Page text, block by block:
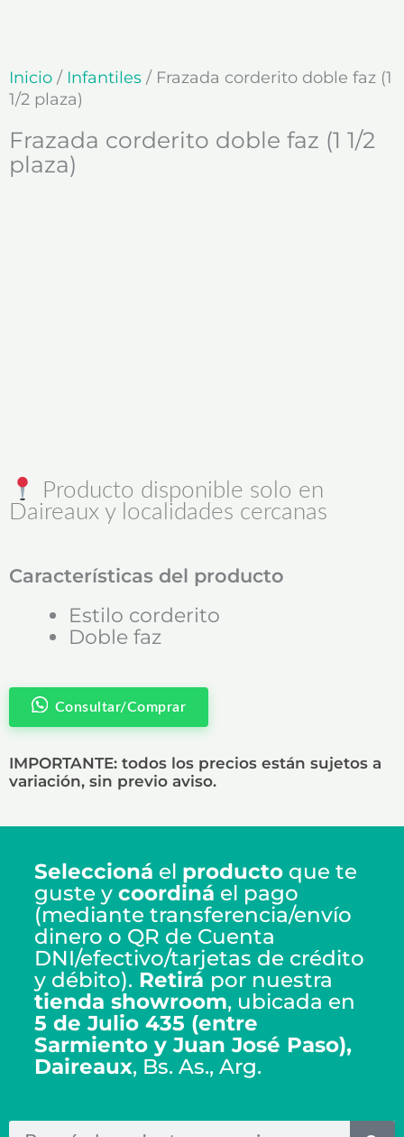
Inicio / Infantiles / Frazada corderito doble faz (1
1/2 plaza)
Frazada corderito doble faz (1 1/2
plaza)
Producto disponible solo en
Daireaux y localidades cercanas
Características del producto
Estilo corderito
Doble faz
Consultar/Comprar
IMPORTANTE: todos los precios están sujetos a
variación, sin previo aviso.
Seleccioná el producto que te
guste y coordiná el pago
(mediante transferencia/envío
dinero o QR de Cuenta
DNI/efectivo/tarjetas de crédito
y débito). Retirá por nuestra
tienda showroom, ubicada en
5 de Julio 435 (entre
Sarmiento y Juan José Paso),
Daireaux, Bs. As., Arg.